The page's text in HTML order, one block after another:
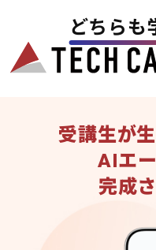
どちらも
受講生が
AIエ
完成